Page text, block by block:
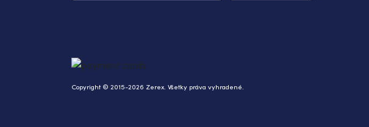
Copyright © 2015-2026 Zerex. Všetky práva vyhradené.